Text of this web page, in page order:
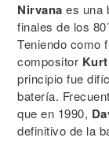
Nirvana es una
finales de los
Teniendo como
compositor
principio fue
batería.
que en 1990,
definitivo de la